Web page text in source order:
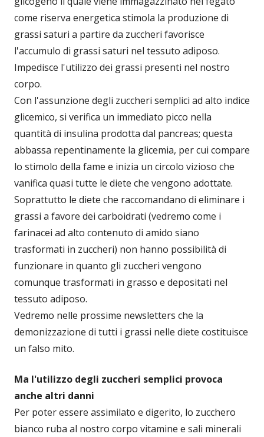
come riserva energetica stimola la produzione di
grassi saturi a partire da zuccheri favorisce
l'accumulo di grassi saturi nel tessuto adiposo.
Impedisce l'utilizzo dei grassi presenti nel nostro
corpo.
Con l'assunzione degli zuccheri semplici ad alto indice
glicemico, si verifica un immediato picco nella
quantità di insulina prodotta dal pancreas; questa
abbassa repentinamente la glicemia, per cui compare
lo stimolo della fame e inizia un circolo vizioso che
vanifica quasi tutte le diete che vengono adottate.
Soprattutto le diete che raccomandano di eliminare i
grassi a favore dei carboidrati (vedremo come i
farinacei ad alto contenuto di amido siano
trasformati in zuccheri) non hanno possibilità di
funzionare in quanto gli zuccheri vengono
comunque trasformati in grasso e depositati nel
tessuto adiposo.
Vedremo nelle prossime newsletters che la
demonizzazione di tutti i grassi nelle diete costituisce
un falso mito.
Ma l'utilizzo degli zuccheri semplici provoca
anche altri danni
Per poter essere assimilato e digerito, lo zucchero
bianco ruba al nostro corpo vitamine e sali minerali